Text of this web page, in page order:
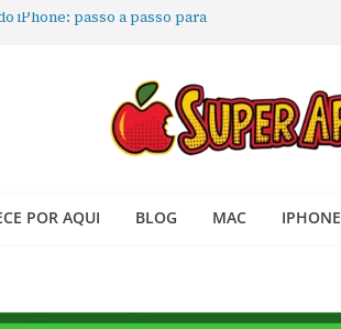
iPhone: passo a passo para
Acesso Rápido no Mac
todas as janelas ou aplicativos
passo a passo simples
POR AQUI BLOG MAC IPHONE